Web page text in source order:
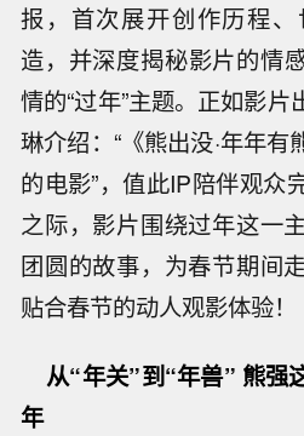
报，首次展开创作历程
造，并深度揭秘影片的
情的“过年”主题。正如影
琳介绍：“《熊出没·年年
的电影”，值此IP陪伴观众
之际，影片围绕过年这一
团圆的故事，为春节期间
贴合春节的动人观影体验！
从“年关”到“年兽” 熊强
年